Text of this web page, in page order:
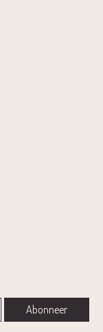
Abonneer